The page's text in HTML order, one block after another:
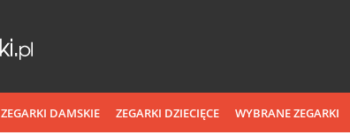
ZEGARKI DAMSKIE ZEGARKI DZIECIĘCE WYBRANE ZEGARKI